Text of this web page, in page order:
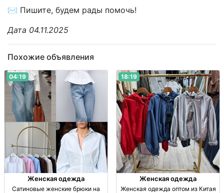
✉️ Пишите, будем рады помочь!
Дата 04.11.2025
Похожие объявления
04:19
Женская одежда
Сатиновые женские брюки на
18:19
Женская одежда
Женская одежда оптом из Китая